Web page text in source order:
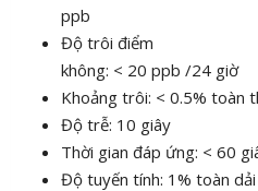
ppb
Độ trôi điểm
không: < 20 ppb /24 giờ
Khoảng trôi: < 0.5% toàn
Độ trễ: 10 giây
Thời gian đáp ứng: < 60
Độ tuyến tính: 1% toàn dải